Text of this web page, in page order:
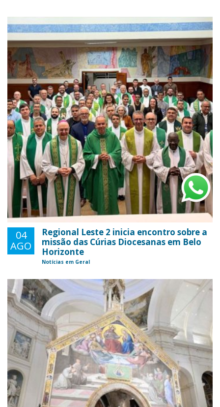
04
AGO
Regional Leste 2 inicia encontro sobre a
missão das Cúrias Diocesanas em Belo
Horizonte
Notícias em Geral